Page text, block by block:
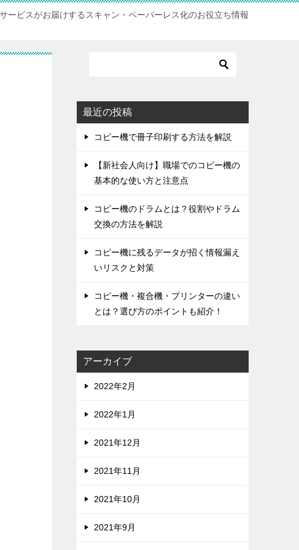
ービスがお届けするスキャン・ペーパーレス化のお役立ち情報
最近の投稿
コピー機で冊子印刷する方法を解説
【新社会人向け】職場でのコピー機の
基本的な使い方と注意点
コピー機のドラムとは？役割やドラム
交換の方法を解説
コピー機に残るデータが招く情報漏え
いリスクと対策
コピー機・複合機・プリンターの違い
とは？選び方のポイントも紹介！
アーカイブ
2022年2月
2022年1月
2021年12月
2021年11月
2021年10月
2021年9月